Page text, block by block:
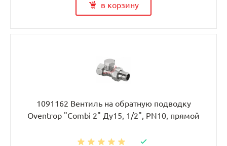
в корзину
1091162 Вентиль на обратную подводку
Oventrop "Combi 2" Ду15, 1/2", PN10, прямой